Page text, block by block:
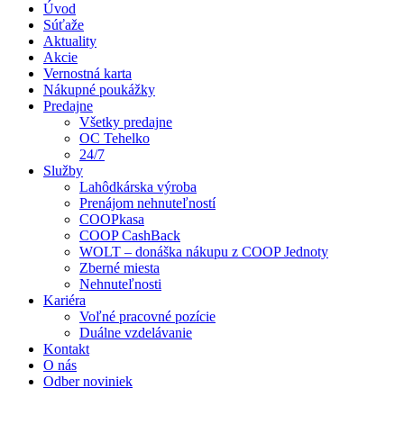
Úvod
Súťaže
Aktuality
Akcie
Vernostná karta
Nákupné poukážky
Predajne
Všetky predajne
OC Tehelko
24/7
Služby
Lahôdkárska výroba
Prenájom nehnuteľností
COOPkasa
COOP CashBack
WOLT – donáška nákupu z COOP Jednoty
Zberné miesta
Nehnuteľnosti
Kariéra
Voľné pracovné pozície
Duálne vzdelávanie
Kontakt
O nás
Odber noviniek